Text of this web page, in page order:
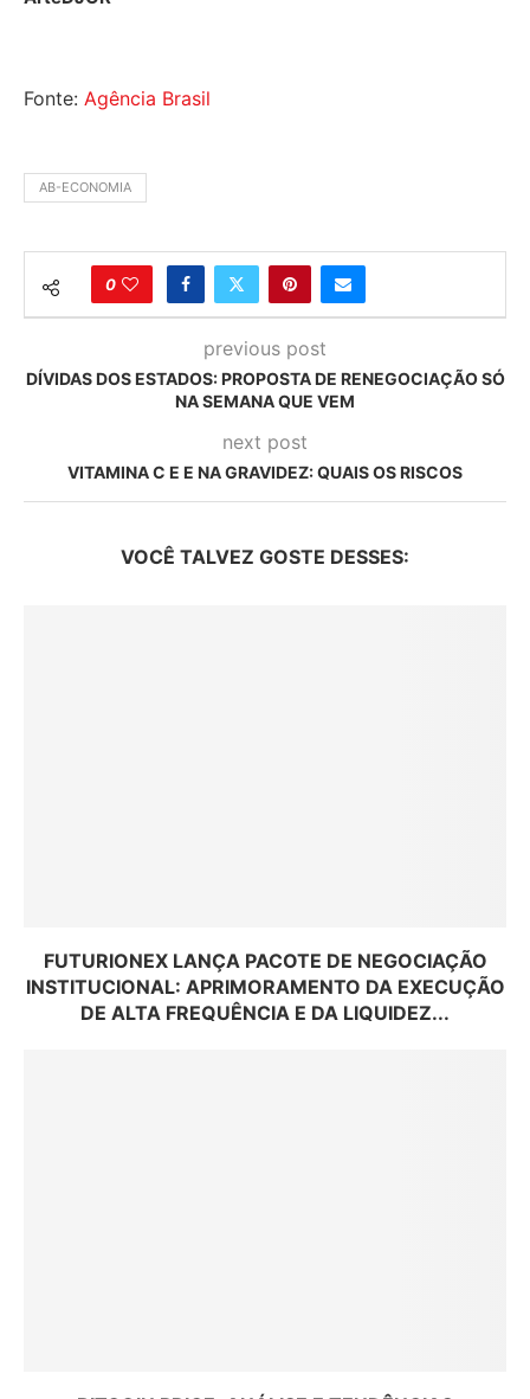
Fonte: Agência Brasil
AB-ECONOMIA
0
previous post
DÍVIDAS DOS ESTADOS: PROPOSTA DE RENEGOCIAÇÃO SÓ
NA SEMANA QUE VEM
next post
VITAMINA C E E NA GRAVIDEZ: QUAIS OS RISCOS
VOCÊ TALVEZ GOSTE DESSES:
FUTURIONEX LANÇA PACOTE DE NEGOCIAÇÃO
INSTITUCIONAL: APRIMORAMENTO DA EXECUÇÃO
DE ALTA FREQUÊNCIA E DA LIQUIDEZ...